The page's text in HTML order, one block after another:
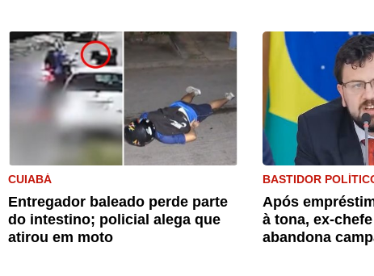
CUIABÁ
Entregador baleado perde parte
do intestino; policial alega que
atirou em moto
BASTIDOR
Após
à tona, ex-
abandona